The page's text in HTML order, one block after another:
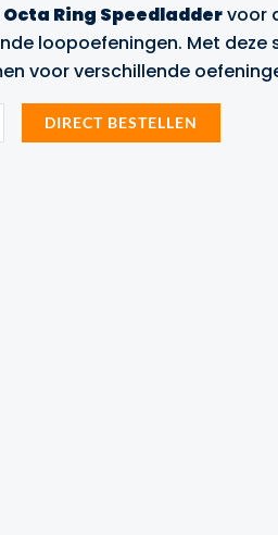
is:
€32.99.
Octa Ring Speedladdervoor
loopoefeningen. Met
voor verschillende
DIRECT BESTELLEN